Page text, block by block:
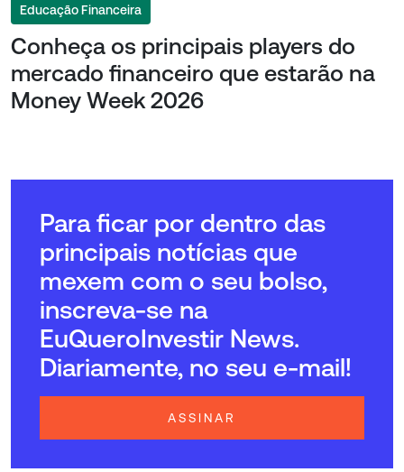
Educação Financeira
Conheça os principais players do
mercado financeiro que estarão na
Money Week 2026
Para ficar por dentro das
principais notícias que
mexem com o seu bolso,
inscreva-se na
EuQueroInvestir News.
Diariamente, no seu e-mail!
ASSINAR